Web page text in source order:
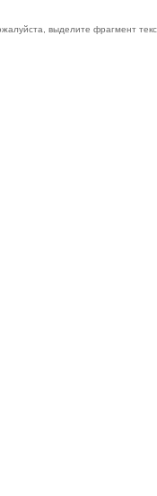
выделите фрагмент